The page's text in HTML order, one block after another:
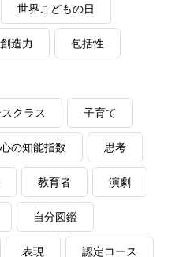
世界こどもの日
創造力 包括性
クラス 子育て
心の知能指数 思考
教育者 演劇
自分図鑑
表現 認定コース